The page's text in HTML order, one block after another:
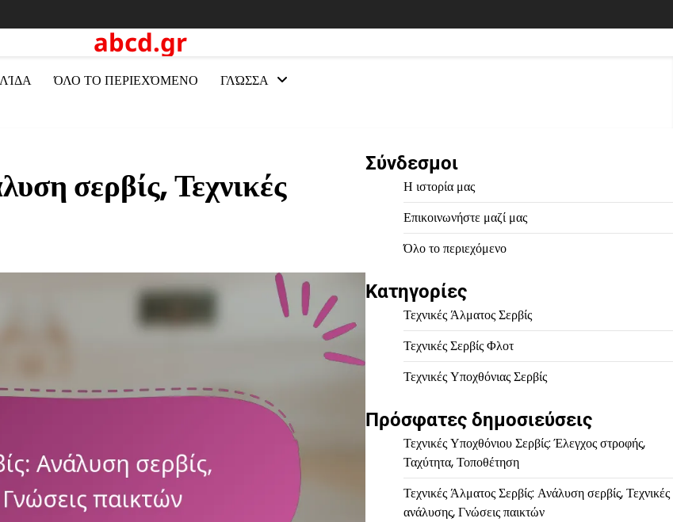
abcd.gr
ΌΛΟ ΤΟ ΠΕΡΙΕΧΌΜΕΝΟ ΓΛΏΣΣΑ
σερβίς, Τεχνικές
Σύνδεσμοι
Η ιστορία μας
Επικοινωνήστε μαζί μας
Όλο το περιεχόμενο
Κατηγορίες
Τεχνικές Άλματος Σερβίς
Τεχνικές Σερβίς Φλοτ
Τεχνικές Υποχθόνιας Σερβίς
Πρόσφατες δημοσιεύσεις
Τεχνικές Υποχθόνιου Σερβίς: Έλεγχος στροφής,
Ταχύτητα, Τοποθέτηση
Τεχνικές Άλματος Σερβίς: Ανάλυση σερβίς, Τεχνικές
ανάλυσης, Γνώσεις παικτών